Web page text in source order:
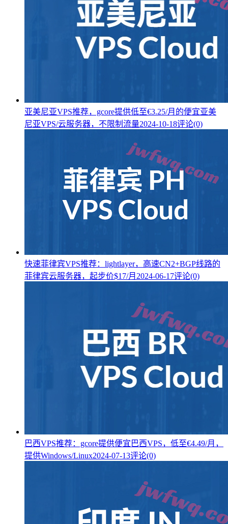
亚美尼亚VPS推荐，gcore提供低至€3.25/月的便宜亚美
尼亚VPS/云服务器，不限制流量2024-10-18评论(0)
快速菲律宾VPS推荐：lightlayer，高速CN2+BGP线路的
菲律宾云服务器，起步价$17/月 2024-06-17评论(0)
巴西VPS推荐：gcore提供便宜巴西VPS，低至€4.49/月，
提供Windows/Linux2024-07-13评论(0)